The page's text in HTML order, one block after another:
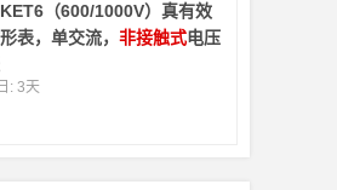
（600/1000V）真有效
表，单交流，非接触式电压
:3天